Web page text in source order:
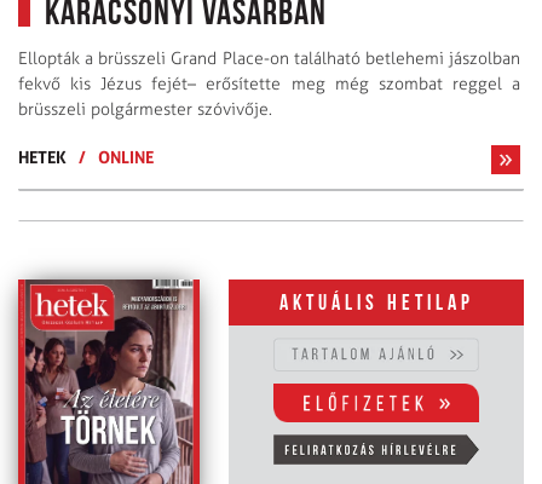
karácsonyi vásárban
Ellopták a brüsszeli Grand Place-on található betlehemi jászolban
fekvő kis Jézus fejét– erősítette meg még szombat reggel a
brüsszeli polgármester szóvivője.
HETEK / ONLINE
Aktuális hetilap